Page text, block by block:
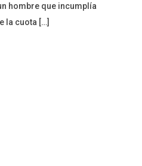
hombre que incumplía
la cuota […]